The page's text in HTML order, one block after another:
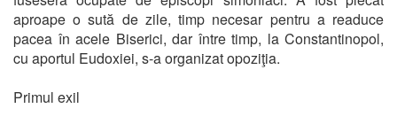
aproape o sută de zile, timp necesar pentru a readuce
pacea în acele Biserici, dar între timp, la Constantinopol,
cu aportul Eudoxiei, s-a organizat opoziţia.
Primul exil